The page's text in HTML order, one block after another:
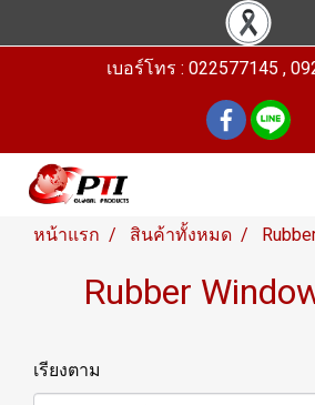
เบอร์โทร : 022577145 ,
หน้าแรก สินค้าทั้งหมด
Rubber
เรียงตาม